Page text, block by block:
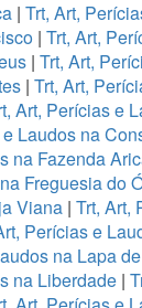
| Trt, Art,
| Trt, Art,
| Trt, Art,
| Trt, Art,
Art, Perícias e
Laudos na
na Fazenda
Freguesia do
Viana | Trt, Art,
Perícias e
na Lapa
na Liberdade |